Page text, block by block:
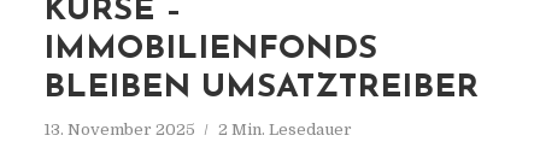
KURSE –
IMMOBILIENFONDS
BLEIBEN UMSATZTREIBER
13. November 2025 2 Min. Lesedauer